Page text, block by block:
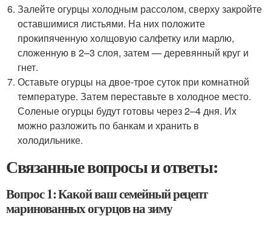
Залейте огурцы холодным рассолом, сверху закройте
оставшимися листьями. На них положите
прокипяченную холщовую салфетку или марлю,
сложенную в 2–3 слоя, затем — деревянный круг и
гнет.
Оставьте огурцы на двое-трое суток при комнатной
температуре. Затем переставьте в холодное место.
Соленые огурцы будут готовы через 2–4 дня. Их
можно разложить по банкам и хранить в
холодильнике.
Связанные вопросы и ответы:
Вопрос 1: Какой ваш семейный рецепт
маринованных огурцов на зиму